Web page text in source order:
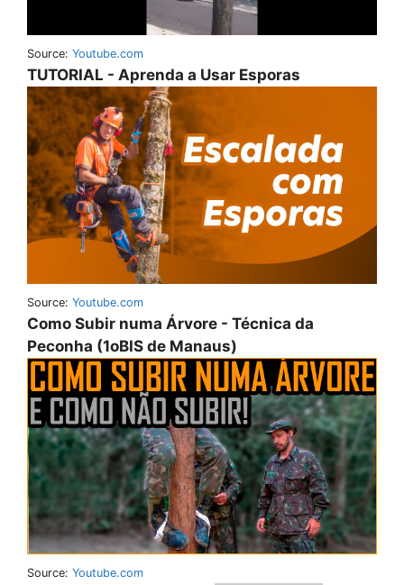
Source: Youtube.com
TUTORIAL - Aprenda a Usar Esporas
Source: Youtube.com
Como Subir numa Árvore - Técnica da
Peconha (1oBIS de Manaus)
Source: Youtube.com